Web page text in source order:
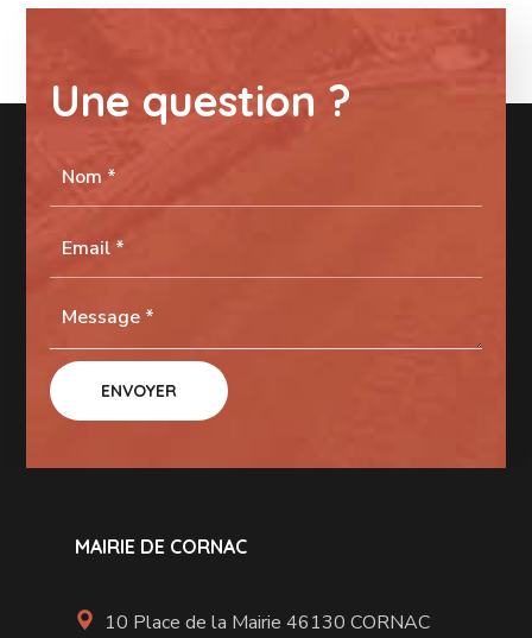
Une question ?
MAIRIE DE CORNAC
10 Place de la Mairie 46130 CORNAC